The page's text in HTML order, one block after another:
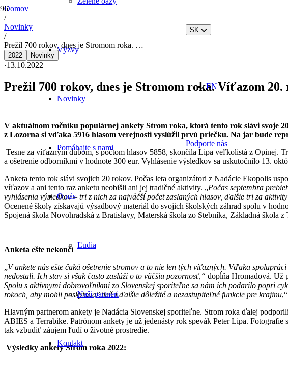
Výzvy
Novinky
Pomáhajte s nami
O nás
Ľudia
Naši partneri
Kontakt
SK
EN
Podporte nás
Domov
/
Novinky
/
Prežil 700 rokov, dnes je Stromom roka. …
2022 Novinky
·13.10.2022
Prežil 700 rokov, dnes je Stromom roka. Víťazom
V aktuálnom ročníku populárnej ankety Strom roka, ktorá tento rok slávi svoje
z Lozorna si vďaka 5916 hlasom verejnosti vyslúžil prvú priečku. Na jar bude
Tesne za víťazným dubom, s počtom hlasov 5858, skončila Lipa veľkolistá z Opinej.
a ošetrenie odborníkmi v hodnote 300 eur. Vyhlásenie výsledkov sa uskutočnilo 13.
Anketa tento rok slávi svojich 20 rokov. Počas leta organizátori z Nadácie Ekopolis
víťazov a ani tento raz anketu neobišli ani jej tradičné aktivity. „Počas septembra
vyhlásenia výsledkov – tri z nich za najväčší počet zaslaných hlasov, ďalšie tri za
Ocenené školy získavajú výsadbový materiál do svojich školských záhrad spolu v
Spojená škola Novohradská z Bratislavy, Materská škola zo Stebníka, Základná škola z
Anketa ešte nekončí
„V ankete nás ešte čaká ošetrenie stromov a to nie len tých víťazných. Vďaka
nedostali. Ich stav si však často zaslúži o to väčšiu pozornosť,“ dopĺňa Hromadová. Už
Spolu s aktívnymi dobrovoľníkmi zo Slovenskej sporiteľne sa nám ich podarilo popri
rokoch, aby mohli poskytovať tieň i ďalšie dôležité a nezastupiteľné funkcie pre krajinu
Hlavným partnerom ankety je Nadácia Slovenskej sporiteľne. Strom roka ďalej
ABIES a Terrabike. Patrónom ankety je už jedenásty rok spevák Peter Lipa.
tak vzbudiť záujem ľudí o životné prostredie.
Výsledky ankety Strom roka 2022: